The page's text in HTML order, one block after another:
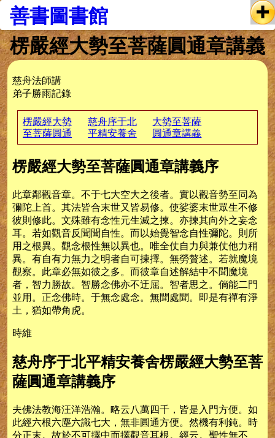
善書圖書館
楞嚴經大勢至菩薩圓通章講義
慈舟法師講
弟子勝雨記錄
楞嚴經大勢
至菩薩圓通
章講義序
慈舟序于北
平精安養舍
楞嚴經大勢
至菩薩圓通
章講義序
大勢至菩薩
圓通章講義
楞嚴經大勢至菩薩圓通章講義序
此章鄰觀音章。不于七大空大之後者。實以觀音勢至同為
彌陀上首。其法皆合末世又皆易修。使娑婆末世眾生不修
彼則修此。文殊雖有念性元生滅之揀。亦揀其向外之妄念
耳。若如觀音反聞聞自性。而以始覺智念自性彌陀。則所
用之根異。觀念根性無以異也。唯全仗自力與兼仗他力稍
異。有自有力無力之明者自可揀擇。無勞贅述。若就魔境
觀察。此章必無如彼之多。而彼章自述解結中不聞魔境
者，智力勝故。智勝念佛亦不迂屈。智者思之。倘能二門
並用。正念佛時。于無念處念。無聞處聞。即是有禪有淨
土，猶如帶角虎。
時維
慈舟序于北平精安養舍楞嚴經大勢至菩
薩圓通章講義序
夫佛法教海汪洋浩瀚。略云八萬四千，皆是入門方便。如
此經六根六塵六識七大，無非圓通方便。然機有利鈍。時
分正末。故於不可擇中而擇觀音耳根。經云。聖性無不